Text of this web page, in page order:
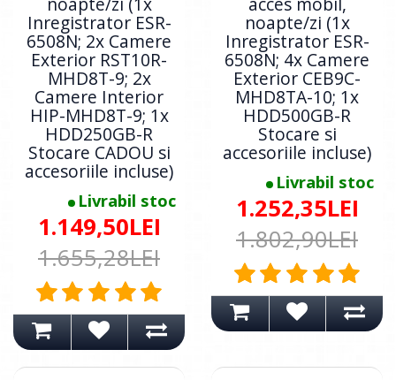
Inregistrator ESR-
6508N; 2x Camere
Exterior RST10R-
MHD8T-9; 2x
Camere Interior
HIP-MHD8T-9; 1x
HDD250GB-R
Stocare CADOU si
accesoriile incluse)
Livrabil stoc
1.149,50LEI
1.655,28LEI
noapte/zi (1x
Inregistrator ESR-
6508N; 4x Camere
Exterior CEB9C-
MHD8TA-10; 1x
HDD500GB-R
Stocare si
accesoriile incluse)
Livrabil stoc
1.252,35LEI
1.802,90LEI